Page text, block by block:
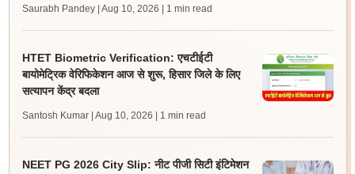
Saurabh Pandey | Aug 10, 2026 | 1 min read
HTET Biometric Verification: एचटीईटी
बायोमेट्रिक वेरिफिकेशन आज से शुरू, हिसार जिले के लिए
सत्यापन केंद्र बदला
Santosh Kumar | Aug 10, 2026 | 1 min read
NEET PG 2026 City Slip: नीट पीजी सिटी इंटिमेशन